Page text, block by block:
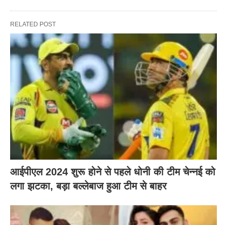
RELATED POST
आईपीएल 2024 शुरू होने से पहले धोनी की टीम चेन्नई को
लगा झटका, बड़ा बल्लेबाज हुआ टीम से बाहर